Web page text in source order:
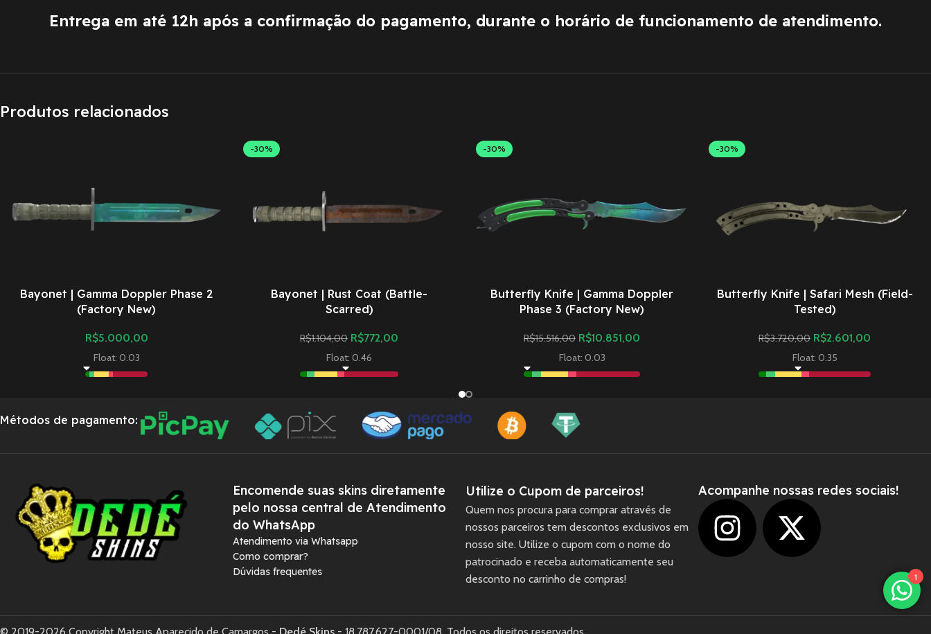
Entrega em até 12h após a confirmação do pagamento, durante o horário de funcionamento de atendimento.
Produtos relacionados
Bayonet | Gamma Doppler Phase 2
(Factory New)
R$5.000,00
Float: 0.03
-30%
Bayonet | Rust Coat (Battle-
Scarred)
R$1.104,00 R$772,00
Float: 0.46
-30%
Butterfly Knife | Gamma Doppler
Phase 3 (Factory New)
R$15.516,00 R$10.851,00
Float: 0.03
-30%
Butterfly Knife | Safari Mesh (Field-
Tested)
R$3.720,00 R$2.601,00
Float: 0.35
Métodos de pagamento:
Encomende suas skins diretamente
pelo nossa central de Atendimento
do WhatsApp
Atendimento via Whatsapp
Como comprar?
Dúvidas frequentes
Utilize o Cupom de parceiros!
Quem nos procura para comprar através de
nossos parceiros tem descontos exclusivos em
nosso site. Utilize o cupom com o nome do
patrocinado e receba automaticamente seu
desconto no carrinho de compras!
Acompanhe nossas redes sociais!
1